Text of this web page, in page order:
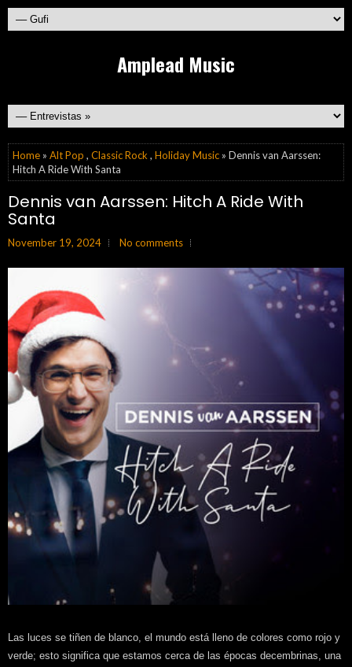
Amplead Music
Home » Alt Pop , Classic Rock , Holiday Music » Dennis van Aarssen:
Hitch A Ride With Santa
Dennis van Aarssen: Hitch A Ride With
Santa
November 19, 2024 No comments
Las luces se tiñen de blanco, el mundo está lleno de colores como rojo y
verde; esto significa que estamos cerca de las épocas decembrinas, una